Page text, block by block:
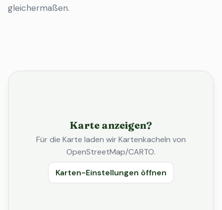
gleichermaßen.
Karte anzeigen?
Für die Karte laden wir Kartenkacheln von
OpenStreetMap/CARTO.
Karten-Einstellungen öffnen